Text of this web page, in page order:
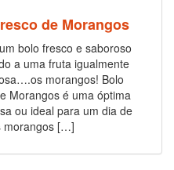
de Morangos
bolo fresco e saboroso
a uma fruta igualmente
morangos! Bolo
Morangos é uma óptima
ou ideal para um dia de
morangos […]